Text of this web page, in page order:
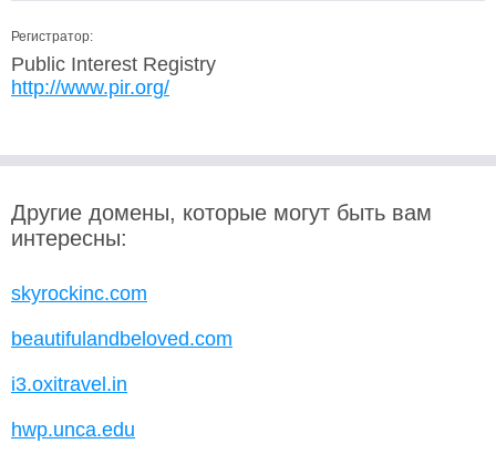
Регистратор:
Public Interest Registry
http://www.pir.org/
Другие домены, которые могут быть вам
интересны:
skyrockinc.com
beautifulandbeloved.com
i3.oxitravel.in
hwp.unca.edu